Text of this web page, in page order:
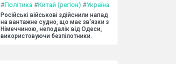
#Політика #Китай (регіон) #Україна
Російські військові здійснили напад
на вантажне судно, що має зв'язки з
Німеччиною, неподалік від Одеси,
використовуючи безпілотники.